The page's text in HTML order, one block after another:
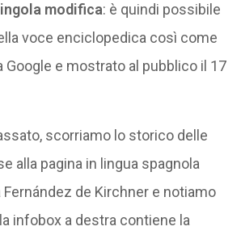
modifica: è quindi possibile
voce enciclopedica così come
Google e mostrato al pubblico il 17
scorriamo lo storico delle
alla pagina in lingua spagnola
Fernández de Kirchner e notiamo
infobox a destra contiene la